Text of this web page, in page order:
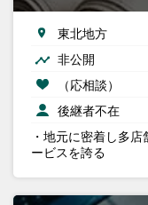
東北地方
非公開
（応相談）
後継者不在
・地元に密着し多
ービスを誇る